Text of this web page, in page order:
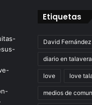
Etiquetas
David Fernández
diario en talavera
love love
medios de